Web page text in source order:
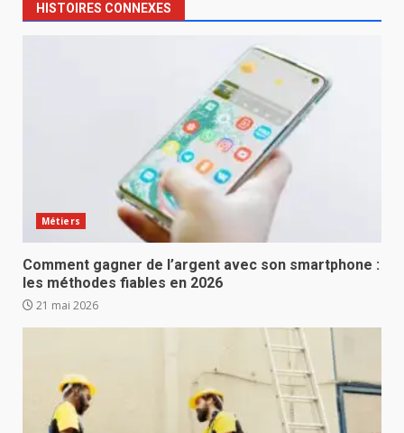
HISTOIRES CONNEXES
Métiers
Comment gagner de l’argent avec son smartphone :
les méthodes fiables en 2026
21 mai 2026